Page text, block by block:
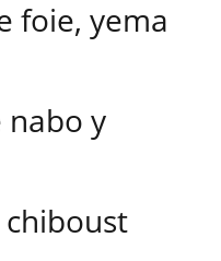
foie, yema
nabo y